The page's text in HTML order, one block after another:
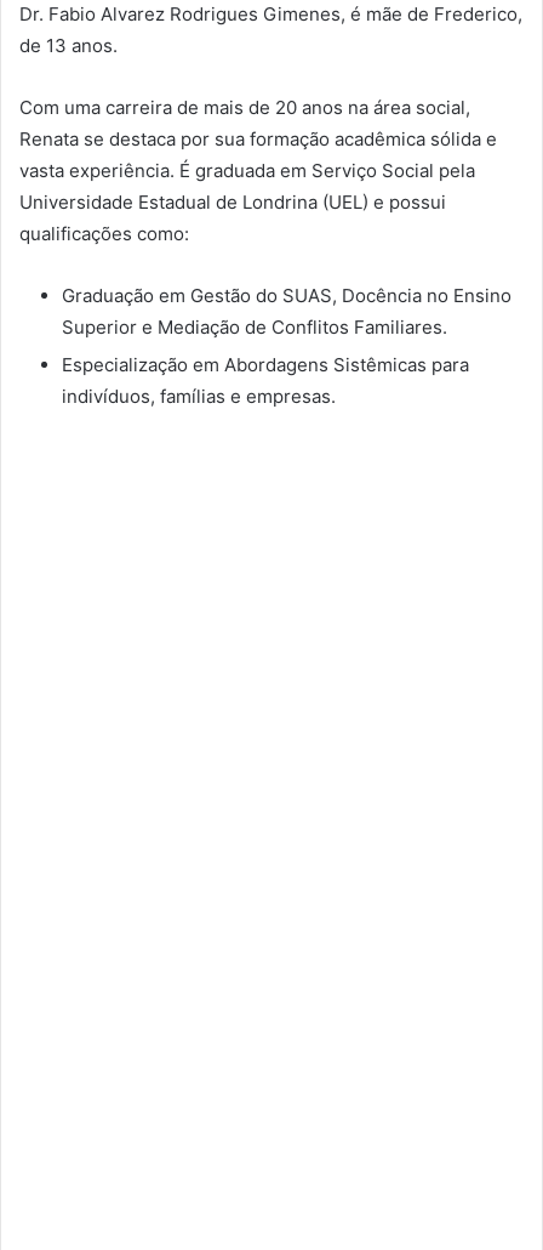
Dr. Fabio Alvarez Rodrigues Gimenes, é mãe de Frederico,
de 13 anos.
Com uma carreira de mais de 20 anos na área social,
Renata se destaca por sua formação acadêmica sólida e
vasta experiência. É graduada em Serviço Social pela
Universidade Estadual de Londrina (UEL) e possui
qualificações como:
Graduação em Gestão do SUAS, Docência no Ensino
Superior e Mediação de Conflitos Familiares.
Especialização em Abordagens Sistêmicas para
indivíduos, famílias e empresas.